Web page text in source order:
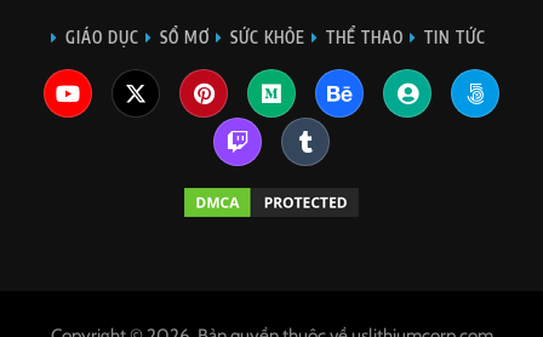
GIÁO DỤC SỔ MƠ SỨC KHỎE THỂ THAO TIN TỨC